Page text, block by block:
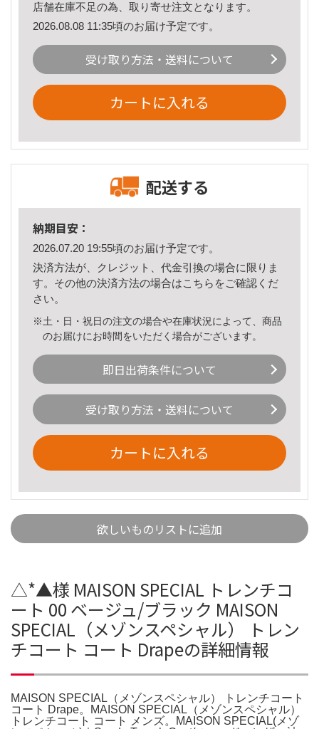
店舗在庫不足の為、取り寄せ注文となります。
2026.08.08 11:35頃のお届け予定です。
受け取り方法・送料について
カートに入れる
配送する
納期目安：
2026.07.20 19:55頃のお届け予定です。
決済方法が、クレジット、代金引換の場合に限りま
す。その他の決済方法の場合はこちら をご確認くだ
さい。
※土・日・祝日の注文の場合や在庫状況によって、商品
のお届けにお時間をいただく場合がございます。
即日出荷条件について
受け取り方法・送料について
カートに入れる
欲しいものリストに追加
△*▲様 MAISON SPECIAL トレンチコ
ート 00 ベージュ/ブラック MAISON
SPECIAL（メゾンスペシャル） トレン
チコート コート Drapeの詳細情報
MAISON SPECIAL（メゾンスペシャル） トレンチコート
コート Drape。MAISON SPECIAL（メゾンスペシャル）
トレンチコート コート メンズ。MAISON SPECIAL(メゾ